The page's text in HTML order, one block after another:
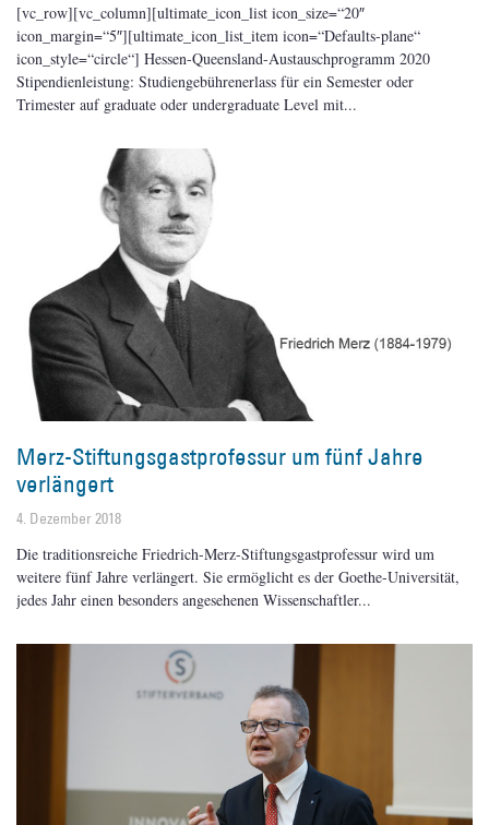
[vc_row][vc_column][ultimate_icon_list icon_size=“20″
icon_margin=“5″][ultimate_icon_list_item icon=“Defaults-plane“
icon_style=“circle“] Hessen-Queensland-Austauschprogramm 2020
Stipendienleistung: Studiengebührenerlass für ein Semester oder
Trimester auf graduate oder undergraduate Level mit
Merz-Stiftungsgastprofessur um fünf Jahre
verlängert
4. Dezember 2018
Die traditionsreiche Friedrich-Merz-Stiftungsgastprofessur wird um
weitere fünf Jahre verlängert. Sie ermöglicht es der Goethe-Universität,
jedes Jahr einen besonders angesehenen Wissenschaftler